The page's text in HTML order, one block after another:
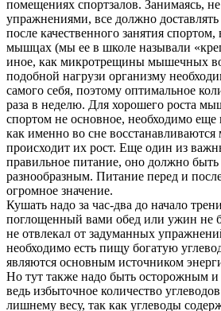
помещениях спортзалов. Занимаясь,
упражнениями, все должно доставлять
после качественного занятия спортом,
мышцах (мы ее в школе называли
иное, как микротрещины мышечных
подобной нагрузи организму
самого себя, поэтому оптимальное
раза в неделю. Для хорошего роста
спортом не основное, необходимо еще
как именно во сне
происходит их рост. Еще один из
правильное питание, оно должно
разнообразным. Питание перед и
огромное значение.
Кушать надо за час-два до начало
поглощенный вами обед или ужин не
не отвлекал от задуманных
необходимо есть пищу богатую
являются основным источником
Но тут также надо быть осторожным и
ведь избыточное количество
лишнему весу, так как углеводы